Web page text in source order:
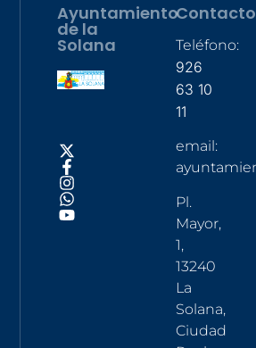
Ayuntamiento
de la
Solana
Contacto
Teléfono:
926
63 10
11
email:
Pl.
Mayor,
1,
13240
La
Solana,
Ciudad